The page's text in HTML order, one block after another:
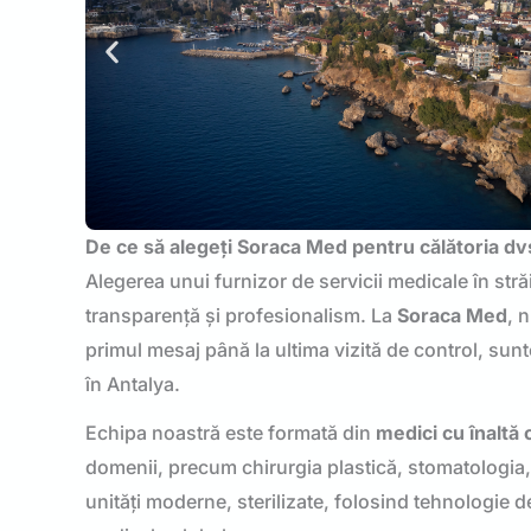
De ce să alegeți Soraca Med pentru călătoria
Alegerea unui furnizor de servicii medicale în
transparență și profesionalism. La Soraca Med,
primul mesaj până la ultima vizită de control,
în Antalya.
Echipa noastră este formată din medici cu înaltă
domenii, precum chirurgia plastică,
unități moderne, sterilizate, folosind tehnologie